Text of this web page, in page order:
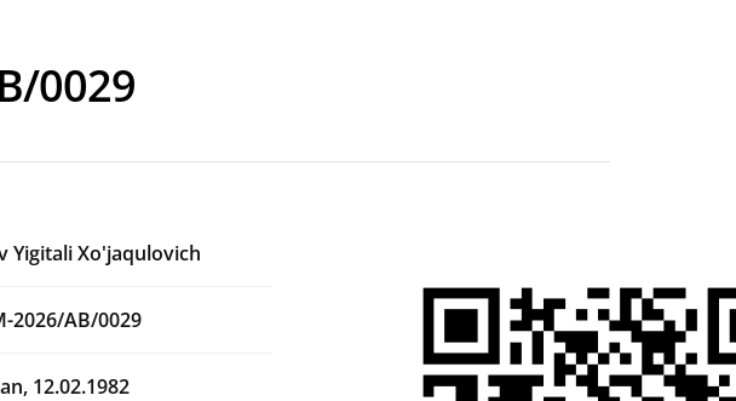
0029
Yigitali Xo'jaqulovich
2026/AB/0029
12.02.1982